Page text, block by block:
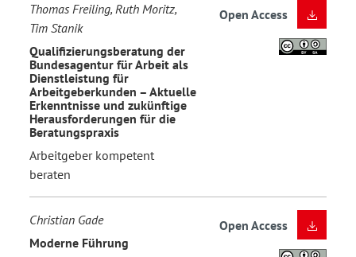
Thomas Freiling, Ruth Moritz,
Tim Stanik
Qualifizierungsberatung der
Bundesagentur für Arbeit als
Dienstleistung für
Arbeitgeberkunden – Aktuelle
Erkenntnisse und zukünftige
Herausforderungen für die
Beratungspraxis
Arbeitgeber kompetent
beraten
Open Access
Christian Gade
Moderne Führung
Open Access